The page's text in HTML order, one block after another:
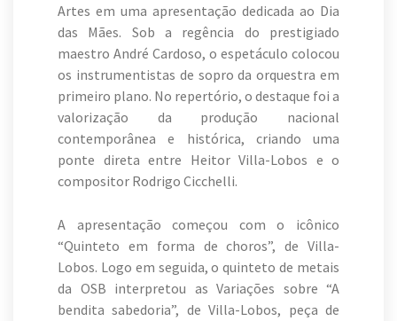
Artes em uma apresentação dedicada ao Dia
das Mães. Sob a regência do prestigiado
maestro André Cardoso, o espetáculo colocou
os instrumentistas de sopro da orquestra em
primeiro plano. No repertório, o destaque foi a
valorização da produção nacional
contemporânea e histórica, criando uma
ponte direta entre Heitor Villa-Lobos e o
compositor Rodrigo Cicchelli.
A apresentação começou com o icônico
“Quinteto em forma de choros”, de Villa-
Lobos. Logo em seguida, o quinteto de metais
da OSB interpretou as Variações sobre “A
bendita sabedoria”, de Villa-Lobos, peça de